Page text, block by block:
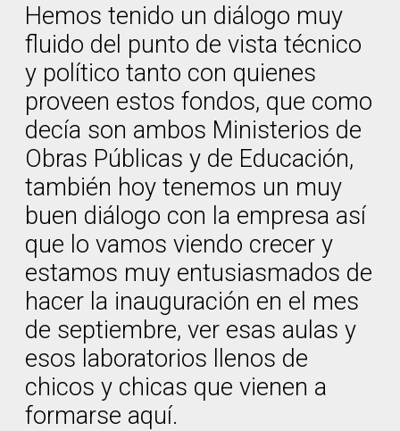
Hemos tenido un diálogo muy
fluido del punto de vista técnico
y político tanto con quienes
proveen estos fondos, que como
decía son ambos Ministerios de
Obras Públicas y de Educación,
también hoy tenemos un muy
buen diálogo con la empresa así
que lo vamos viendo crecer y
estamos muy entusiasmados de
hacer la inauguración en el mes
de septiembre, ver esas aulas y
esos laboratorios llenos de
chicos y chicas que vienen a
formarse aquí.